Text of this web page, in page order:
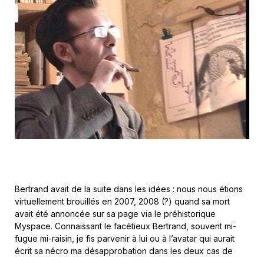
Bertrand avait de la suite dans les idées : nous nous étions
virtuellement brouillés en 2007, 2008 (?) quand sa mort
avait été annoncée sur sa page via le préhistorique
Myspace. Connaissant le facétieux Bertrand, souvent mi-
fugue mi-raisin, je fis parvenir à lui ou à l’avatar qui aurait
écrit sa nécro ma désapprobation dans les deux cas de